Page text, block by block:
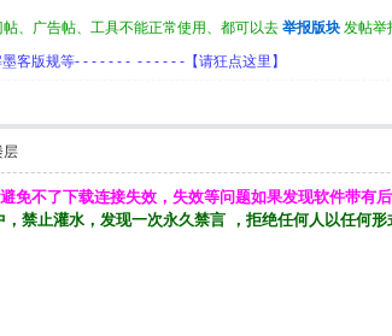
、广告帖、工具不能正常使用、都可以去 举报版块 发帖举
客版规等- - - - - - - - - - - - -【请狂点这里】
层
免不了下载连接失效，失效等问题如果发现软件带有
禁止灌水，发现一次永久禁言 ，拒绝任何人以任何